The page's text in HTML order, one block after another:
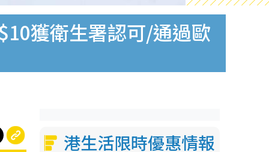
獲衛生署認可/通過歐
港生活限時優惠情報